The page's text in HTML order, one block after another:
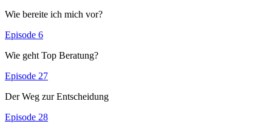
Wie bereite ich mich vor?
Episode 6
Wie geht Top Beratung?
Episode 27
Der Weg zur Entscheidung
Episode 28